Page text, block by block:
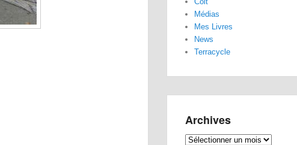
Médias
Mes Livres
News
Terracycle
Archives
Archives